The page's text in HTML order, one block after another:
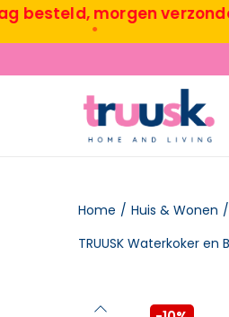
morgen verzonden
Home / Huis & Wonen /